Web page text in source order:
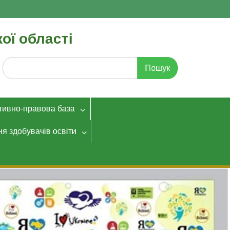
області
Шукати:
правова база
здобувачів освіти